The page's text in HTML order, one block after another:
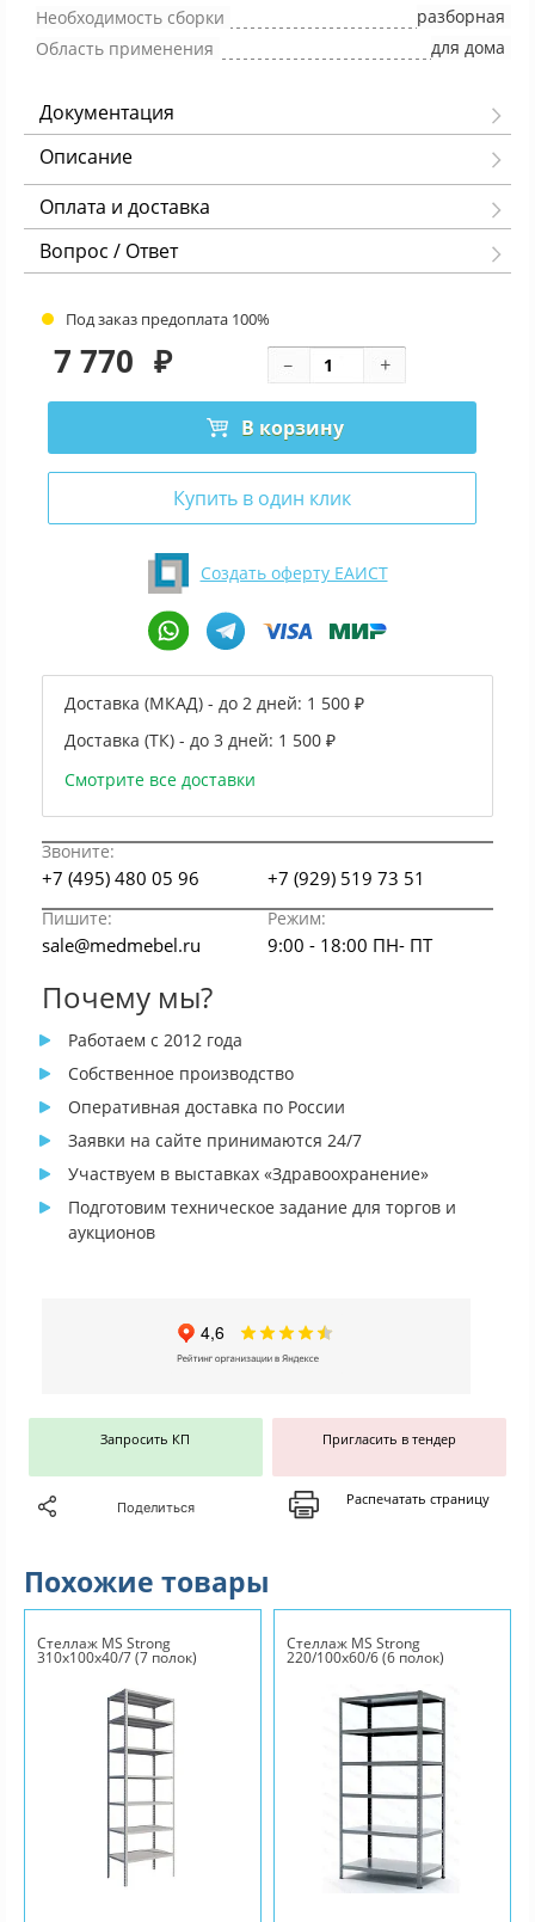
Необходимость сборки
разборная
Область применения
для дома
Документация
Описание
Оплата и доставка
Вопрос / Ответ
Под заказ предоплата 100%
7 770 ₽
В корзину
Купить в один клик
Создать оферту ЕАИСТ
Доставка (МКАД) - до 2 дней: 1 500 ₽
Доставка (ТК) - до 3 дней: 1 500 ₽
Смотрите все доставки
Звоните:
+7 (495) 480 05 96 +7 (929) 519 73 51
Пишите: Режим:
sale@medmebel.ru 9:00 - 18:00 ПН- ПТ
Почему мы?
Работаем с 2012 года
Собственное производство
Оперативная доставка по России
Заявки на сайте принимаются 24/7
Участвуем в выставках «Здравоохранение»
Подготовим техническое задание для торгов и
аукционов
Запросить КП Пригласить в тендер
Поделиться Распечатать страницу
Похожие товары
Стеллаж MS Strong
310х100х40/7 (7 полок)
Стеллаж MS Strong
220/100х60/6 (6 полок)